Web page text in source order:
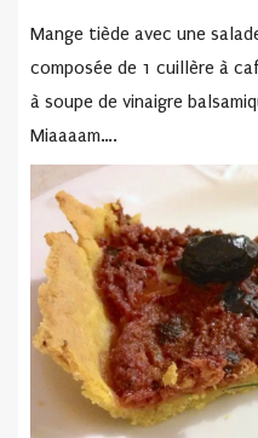
Mange tiède avec une
composée de 1 cuillère à
à soupe de vinaigre
Miaaaam….